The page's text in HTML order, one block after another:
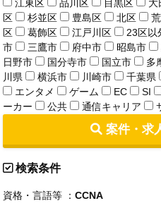
江東区 品川区 目黒区 大
区
杉並区 豊島区 北区
区
葛飾区 江戸川区 23区以
市
三鷹市 府中市 昭島市
日野市
国分寺市 国立市 多
川県
横浜市 川崎市 千葉県
エンタメ
ゲーム EC SI
ーカー
公共 通信キャリア
案件・求
検索条件
資格・言語等 ：CCNA